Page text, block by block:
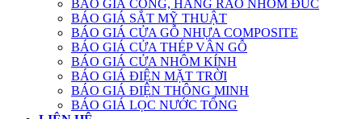
BÁO GIÁ CỔNG, HÀNG RÀO NHÔM ĐÚC
BÁO GIÁ SẮT MỸ THUẬT
BÁO GIÁ CỬA GỖ NHỰA COMPOSITE
BÁO GIÁ CỬA THÉP VÂN GỖ
BÁO GIÁ CỬA NHÔM KÍNH
BÁO GIÁ ĐIỆN MẶT TRỜI
BÁO GIÁ ĐIỆN THÔNG MINH
BÁO GIÁ LỌC NƯỚC TỔNG